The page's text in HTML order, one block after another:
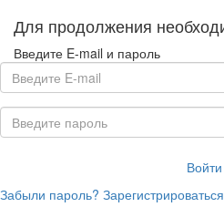
Для продолжения
Введите E-mail и пароль
Войти
Забыли пароль? Зарегистрироваться